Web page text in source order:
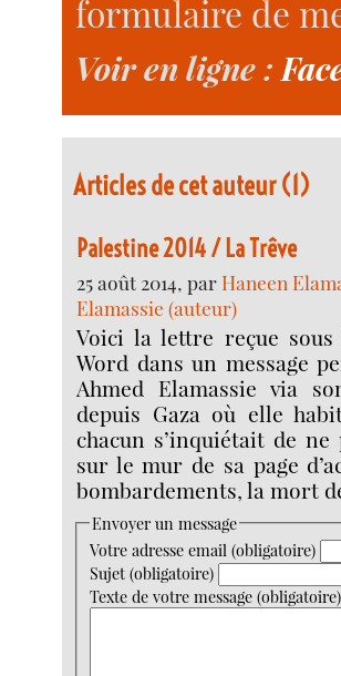
formulaire de
Voir en ligne :
Articles de cet auteur (1)
Palestine 2014 / La Trêve
25 août 2014, parHaneen
Elamassie (auteur)
Voici la lettre reçue
Word dans un message
Ahmed Elamassie via
depuis Gaza où elle
chacun s’inquiétait de
sur le mur de sa page
bombardements, la mort
Envoyer un message
Votre adresse email (obligatoire)
Sujet (obligatoire)
Texte de votre message (obligatoire)